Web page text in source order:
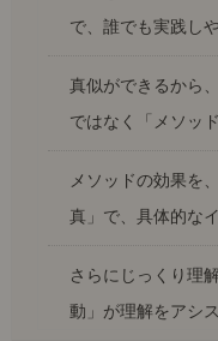
で、誰でも実践しや
真似ができるから
ではなく「メソッ
メソッドの効果を
真」で、具体的な
さらにじっくり理
動」が理解をアシ